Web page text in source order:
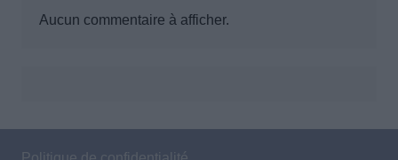
Aucun commentaire à afficher.